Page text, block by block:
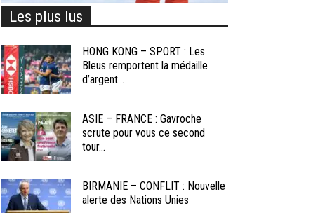
Les plus lus
HONG KONG – SPORT : Les
Bleus remportent la médaille
d’argent...
ASIE – FRANCE : Gavroche
scrute pour vous ce second
tour...
BIRMANIE – CONFLIT : Nouvelle
alerte des Nations Unies